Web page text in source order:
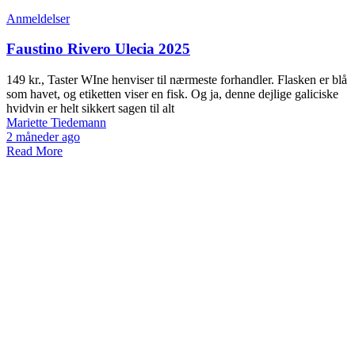
Anmeldelser
Faustino Rivero Ulecia 2025
149 kr., Taster WIne henviser til nærmeste forhandler. Flasken er blå
som havet, og etiketten viser en fisk. Og ja, denne dejlige galiciske
hvidvin er helt sikkert sagen til alt
Mariette Tiedemann
2 måneder ago
Read More